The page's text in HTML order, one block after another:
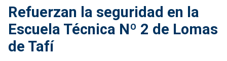
Refuerzan la seguridad en la
Escuela Técnica Nº 2 de Lomas
de Tafí